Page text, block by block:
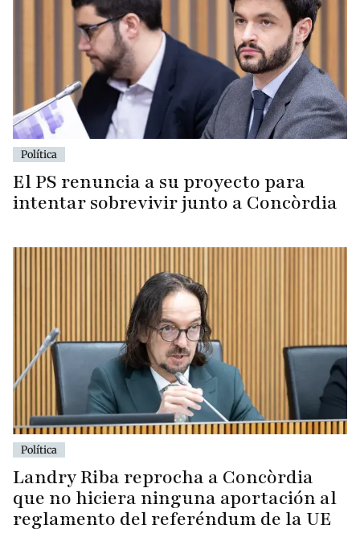
Política
El PS renuncia a su proyecto para
intentar sobrevivir junto a Concòrdia
Política
Landry Riba reprocha a Concòrdia
que no hiciera ninguna aportación al
reglamento del referéndum de la UE